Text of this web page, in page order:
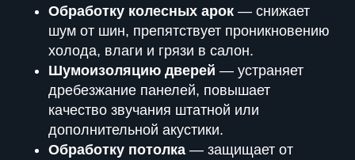
Обработку колесных арок — снижает
шум от шин, препятствует проникновению
холода, влаги и грязи в салон.
Шумоизоляцию дверей — устраняет
дребезжание панелей, повышает
качество звучания штатной или
дополнительной акустики.
Обработку потолка — защищает от